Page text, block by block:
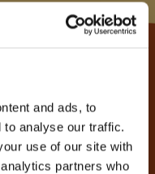
and ads, to
to analyse our traffic.
use of our site with
partners who
uur te bereiken,